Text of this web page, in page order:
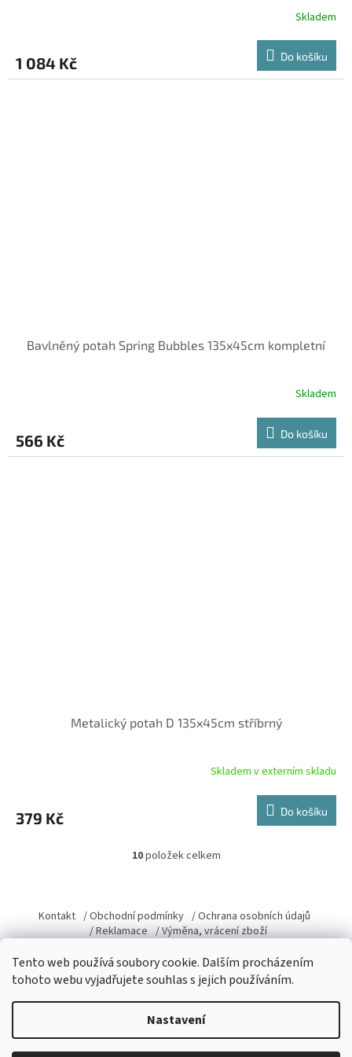
Tento web používá soubory cookie. Dalším procházením
tohoto webu vyjadřujete souhlas s jejich používáním.
Nastavení
Skladem
1 084 Kč Do košíku
Bavlněný potah Spring Bubbles 135x45cm kompletní
Skladem
566 Kč Do košíku
Metalický potah D 135x45cm stříbrný
Skladem v externím skladu
379 Kč Do košíku
O
d
a
í
p
k
y
10položek celkem
a
Kontakt / Obchodní podmínky / Ochrana osobních údajů
/ Reklamace / Výměna, vrácení zboží